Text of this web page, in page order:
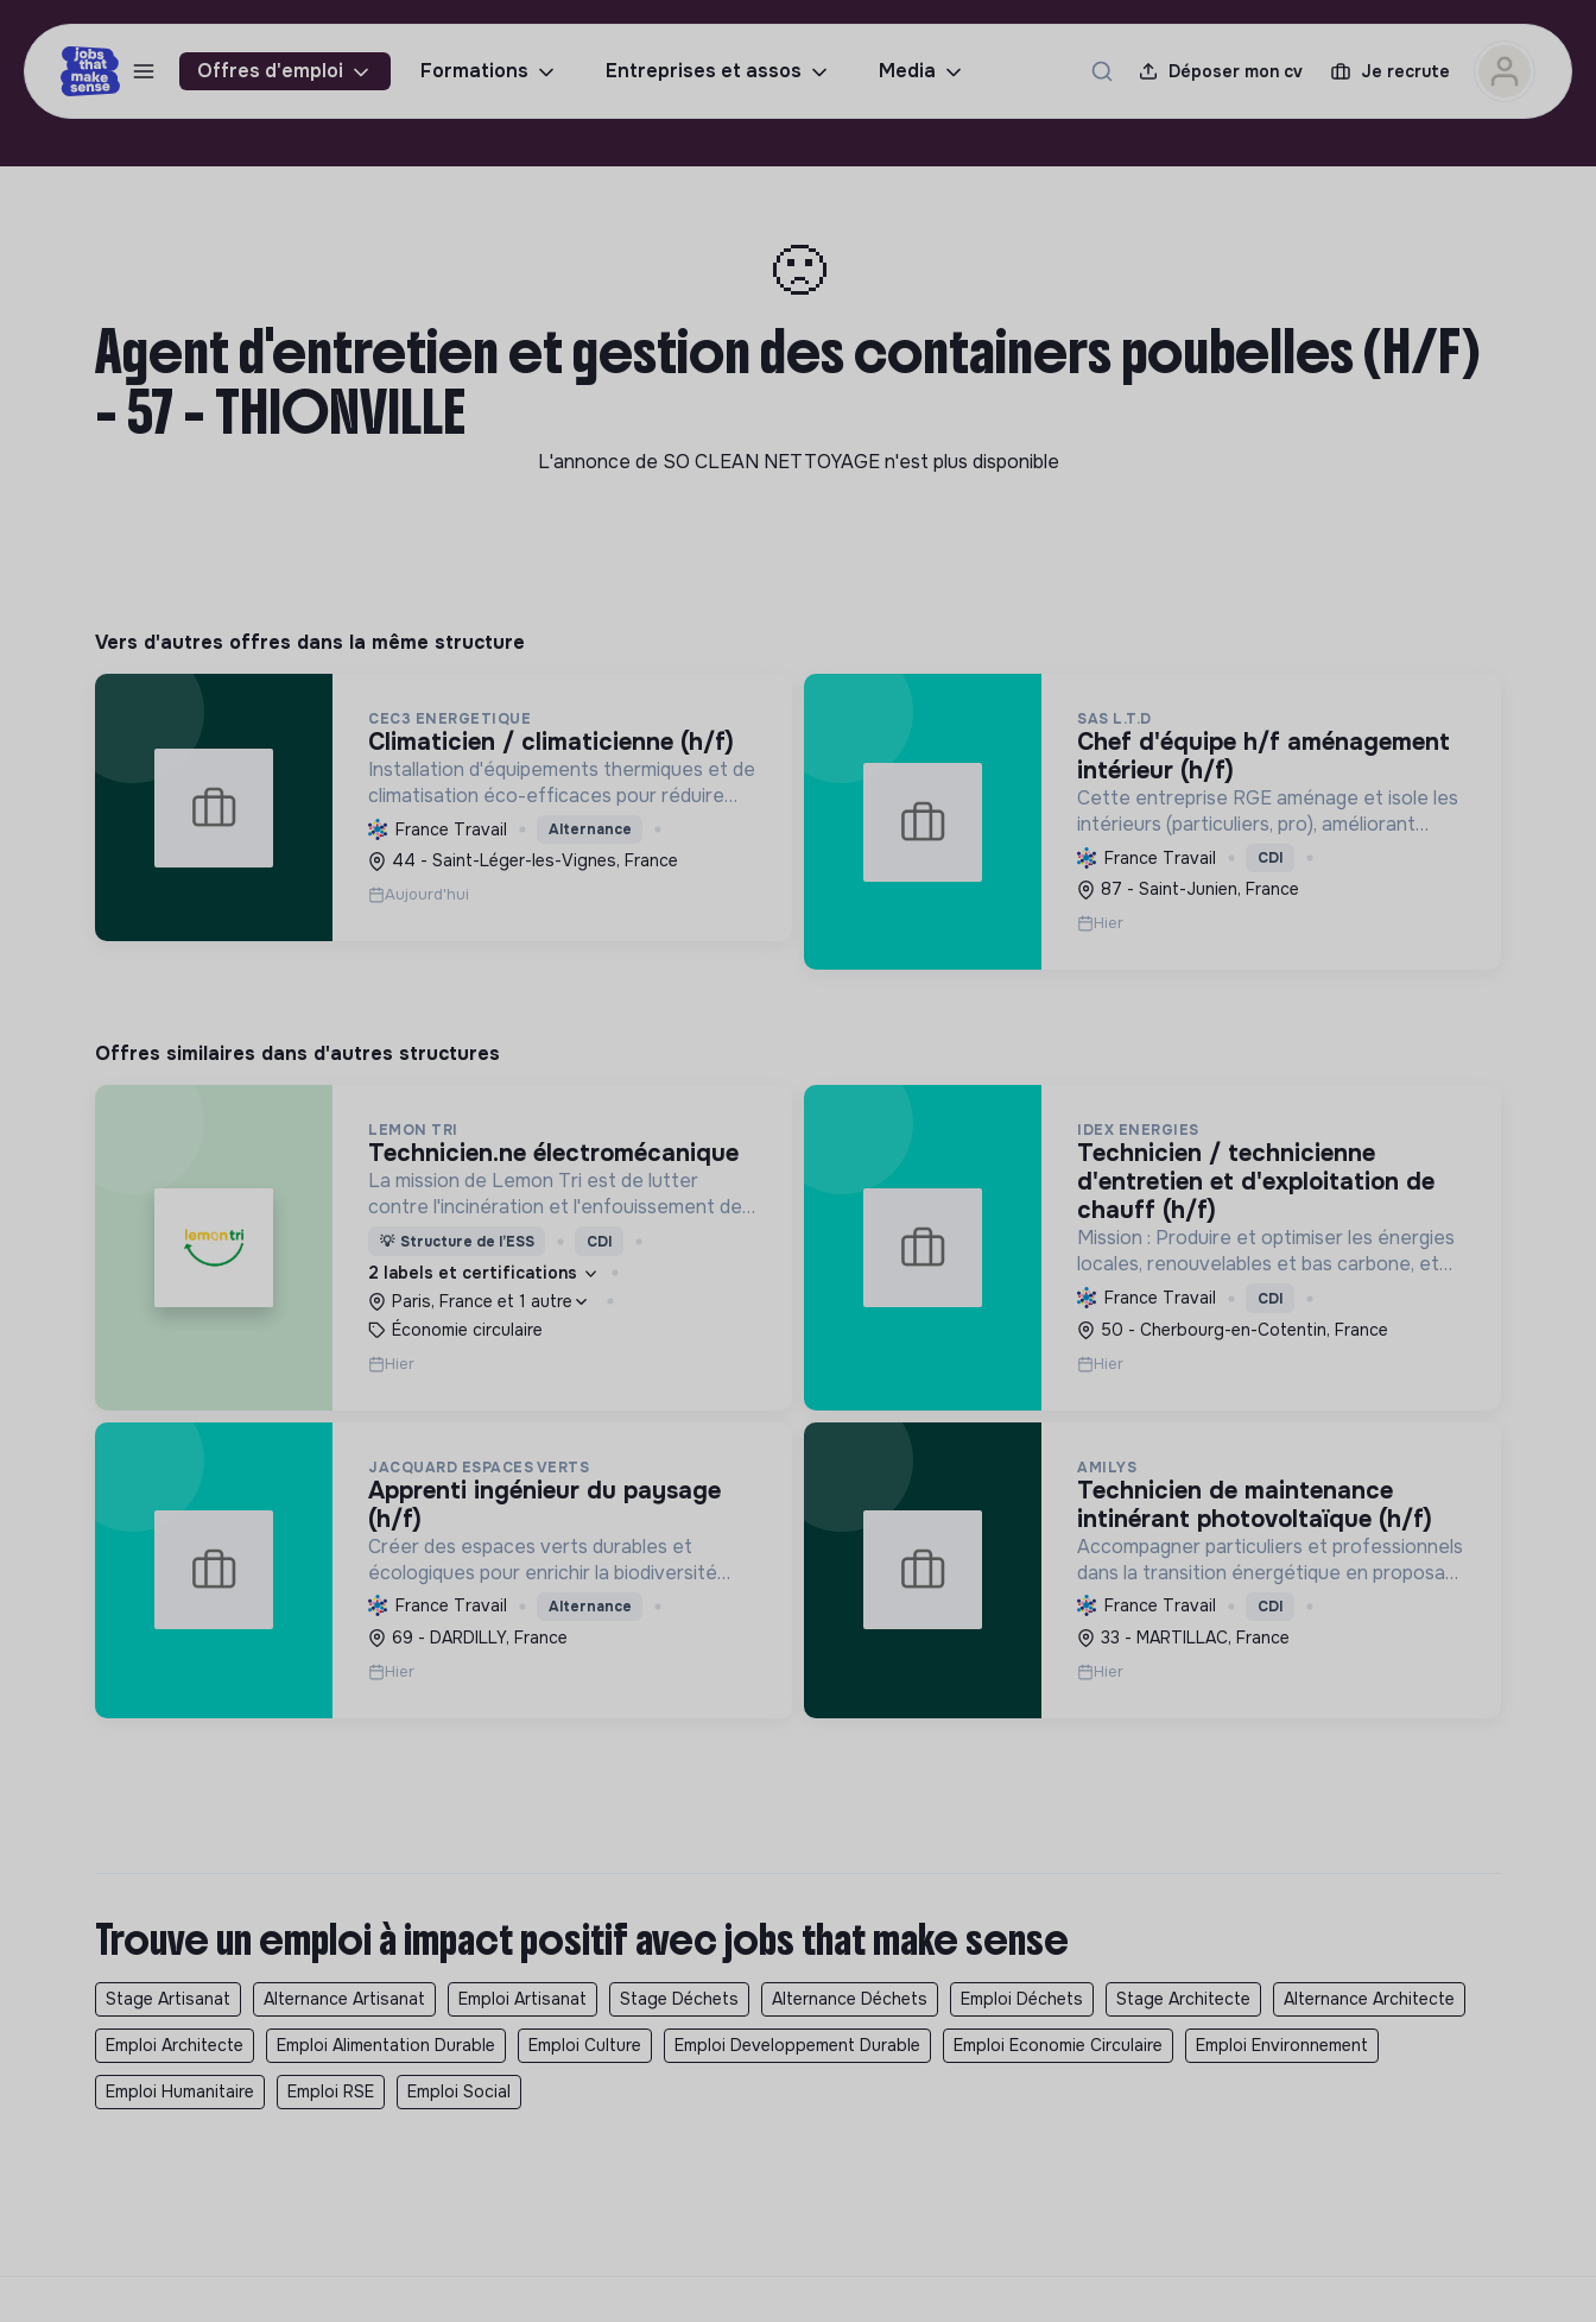
Offres d'emploi Formations Entreprises et assos Media Déposer mon cv Je recrute
🙁
Agent d'entretien et gestion des containers poubelles (H/F)
- 57 - THIONVILLE
L'annonce de SO CLEAN NETTOYAGEn'est plus disponible
Vers d'autres offres dans la même structure
CEC3 ENERGETIQUE
climaticien / climaticienne (h/f)
Installation d'équipements thermiques et de
climatisation éco-efficaces pour réduire
l'empreinte carbone et optimiser la
performance énergétique des bâtiments.
Spécialiste RGE de la rénovation, elle v...
France Travail Alternance
44 - Saint-Léger-les-Vignes, France
Aujourd'hui
SAS L.T.D
chef d'équipe h/f aménagement
intérieur (h/f)
Cette entreprise RGE aménage et isole les
intérieurs (particuliers, pro), améliorant
confort et performance énergétique grâce
à la plâtrerie, aux plafonds suspendus et à la
menuiserie d'agencement.
France Travail CDI
87 - Saint-Junien, France
Hier
Offres similaires dans d'autres structures
LEMON TRI
technicien.ne électromécanique
La mission de Lemon Tri est de lutter
contre l'incinération et l'enfouissement des
déchets. Adoptez les bons zestes à nos
côtés !
💡 Structure de l’ESS CDI
2 labels et certifications
Paris, France et 1 autre
Économie circulaire
Hier
IDEX ENERGIES
technicien / technicienne
d'entretien et d'exploitation de
chauff (h/f)
Mission : Produire et optimiser les énergies
locales, renouvelables et bas carbone, et
réduire l'empreinte carbone des bâtiments
et processus industriels. L'entreprise,
certifiée RGE, accompagne la tr...
France Travail CDI
50 - Cherbourg-en-Cotentin, France
Hier
JACQUARD ESPACES VERTS
apprenti ingénieur du paysage
(h/f)
Créer des espaces verts durables et
écologiques pour enrichir la biodiversité
urbaine, intégrer la nature aux bâtiments et
promouvoir des pratiques paysagères
respectueuses de l'environnement.
France Travail Alternance
69 - DARDILLY, France
Hier
AMILYS
technicien de maintenance
intinérant photovoltaïque (h/f)
Accompagner particuliers et professionnels
dans la transition énergétique en proposant
des solutions durables pour réduire la
consommation, favoriser les renouvelables
et améliorer le confort.
France Travail CDI
33 - MARTILLAC, France
Hier
Trouve un emploi à impact positif avec jobs that make sense
Stage Artisanat Alternance Artisanat Emploi Artisanat Stage Déchets Alternance Déchets Emploi Déchets Stage Architecte Alternance Architecte
Emploi Architecte Emploi Alimentation Durable Emploi Culture Emploi Developpement Durable Emploi Economie Circulaire Emploi Environnement
Emploi Humanitaire Emploi RSE Emploi Social